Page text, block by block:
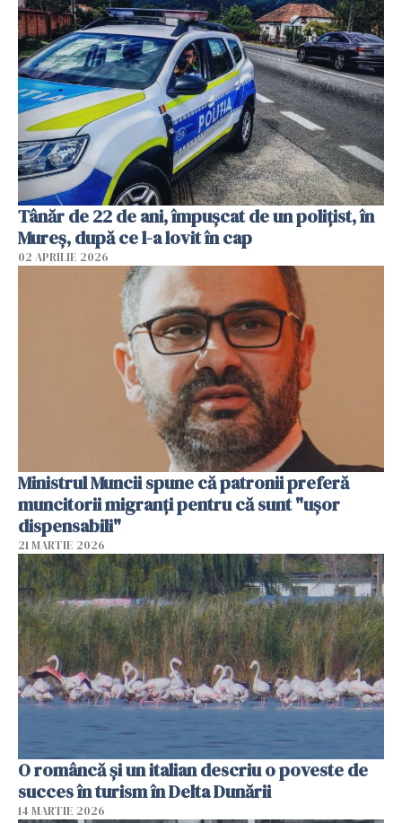
Tânăr de 22 de ani, împușcat de un polițist, în
Mureș, după ce l-a lovit în cap
02 APRILIE 2026
Ministrul Muncii spune că patronii preferă
muncitorii migranți pentru că sunt "uşor
dispensabili"
21 MARTIE 2026
O româncă și un italian descriu o poveste de
succes în turism în Delta Dunării
14 MARTIE 2026